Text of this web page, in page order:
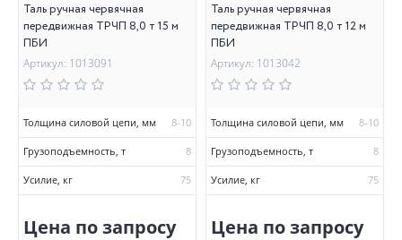
Таль ручная червячная
передвижная ТРЧП 8,0 т 15 м
ПБИ
Артикул: 1013091
Толщина силовой цепи, мм 8-10
Грузоподъемность, т 8
Усилие, кг 75
Цена по запросу
Таль ручная червячная
передвижная ТРЧП 8,0 т 12 м
ПБИ
Артикул: 1013042
Толщина силовой цепи, мм 8-10
Грузоподъемность, т 8
Усилие, кг 75
Цена по запросу